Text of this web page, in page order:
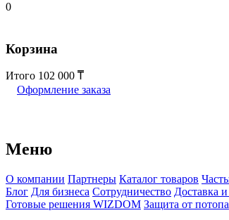
0
Корзина
Итого 102 000
Оформление заказа
Меню
О компании Партнеры Каталог товаров
Блог Для бизнеса Сотрудничество Доставка
Готовые решения WIZDOM Защита от потопа